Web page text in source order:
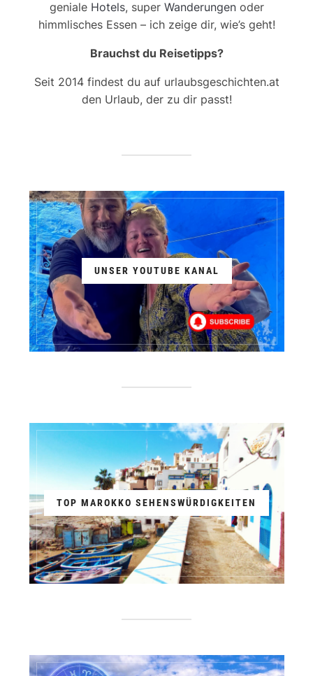
geniale Hotels, super Wanderungenoder
himmlisches Essen – ich zeige dir, wie’s geht!
Brauchst du Reisetipps?
Seit 2014 findest du auf urlaubsgeschichten.at
den Urlaub, der zu dir passt!
UNSER YOUTUBE KANAL
TOP MAROKKO SEHENSWÜRDIGKEITEN